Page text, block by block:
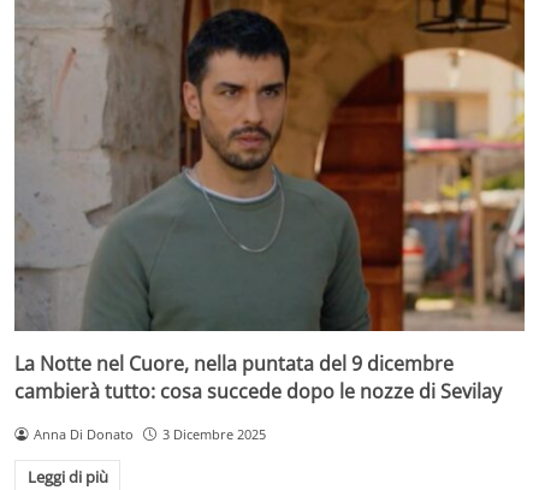
La Notte nel Cuore, nella puntata del 9 dicembre
cambierà tutto: cosa succede dopo le nozze di Sevilay
Anna Di Donato 3 Dicembre 2025
Leggi di più